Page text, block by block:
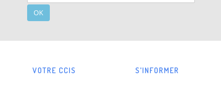
OK
VOTRE CCIS S’INFORMER